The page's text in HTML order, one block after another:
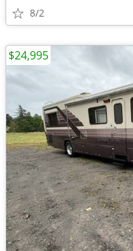
8/2
$24,995